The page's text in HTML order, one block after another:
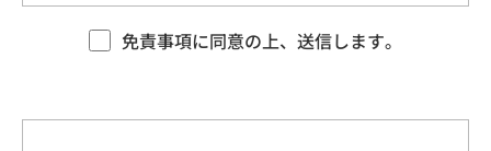
プライバシー情報のうち「履歴情報および特性
情報」とは、上記に定める「個人情報」以外の
言います）に適用される基本的な条件を定めるも
のです。 当社は、本規約に沿ってお客様に本サー
ご利用くださいますようお願いいたします。
免責事項に同意の上、送信します。